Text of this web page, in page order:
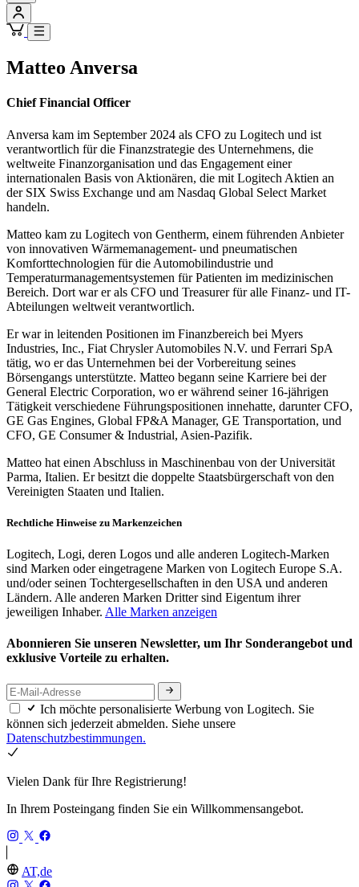
Matteo Anversa
Chief Financial Officer
Anversa kam im September 2024 als CFO zu Logitech und ist
verantwortlich für die Finanzstrategie des Unternehmens, die
weltweite Finanzorganisation und das Engagement einer
internationalen Basis von Aktionären, die mit Logitech Aktien an
der SIX Swiss Exchange und am Nasdaq Global Select Market
handeln.
Matteo kam zu Logitech von Gentherm, einem führenden Anbieter
von innovativen Wärmemanagement- und pneumatischen
Komforttechnologien für die Automobilindustrie und
Temperaturmanagementsystemen für Patienten im medizinischen
Bereich. Dort war er als CFO und Treasurer für alle Finanz- und IT-
Abteilungen weltweit verantwortlich.
Er war in leitenden Positionen im Finanzbereich bei Myers
Industries, Inc., Fiat Chrysler Automobiles N.V. und Ferrari SpA
tätig, wo er das Unternehmen bei der Vorbereitung seines
Börsengangs unterstützte. Matteo begann seine Karriere bei der
General Electric Corporation, wo er während seiner 16-jährigen
Tätigkeit verschiedene Führungspositionen innehatte, darunter CFO,
GE Gas Engines, Global FP&A Manager, GE Transportation, und
CFO, GE Consumer & Industrial, Asien-Pazifik.
Matteo hat einen Abschluss in Maschinenbau von der Universität
Parma, Italien. Er besitzt die doppelte Staatsbürgerschaft von den
Vereinigten Staaten und Italien.
Rechtliche Hinweise zu Markenzeichen
Logitech, Logi, deren Logos und alle anderen Logitech-Marken
sind Marken oder eingetragene Marken von Logitech Europe S.A.
und/oder seinen Tochtergesellschaften in den USA und anderen
Ländern. Alle anderen Marken Dritter sind Eigentum ihrer
jeweiligen Inhaber. Alle Marken anzeigen
Abonnieren Sie unseren Newsletter, um Ihr Sonderangebot und
exklusive Vorteile zu erhalten.
Ich möchte personalisierte Werbung von Logitech. Sie
können sich jederzeit abmelden. Siehe unsere
Datenschutzbestimmungen.
Vielen Dank für Ihre Registrierung!
In Ihrem Posteingang finden Sie ein Willkommensangebot.
AT,de